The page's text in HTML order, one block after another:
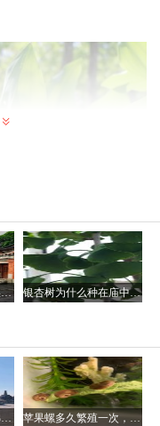
为什么宁挨十座坟不挨一座庙，坟前庙后是风水宝地真的假的？ 银杏树为什么种在庙中，银杏树不会招虫子吗？
佛塔一般是多少层，佛塔的意义与作用简介 苹果螺多久繁殖一次，一个苹果螺会爆缸吗？